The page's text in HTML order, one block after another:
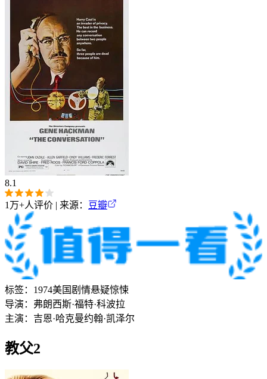
8.1
1万+人评价 | 来源： 豆瓣
标签： 1974美国 剧情悬疑惊悚
导演： 弗朗西斯·福特·科波拉
主演： 吉恩·哈克曼约翰·凯泽尔
教父2